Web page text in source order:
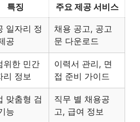
특징 주요 제공 서비스
일자리 정
공
채용 공고, 공고
문 다운로드
위한 민간
리 정보
이력서 관리, 면
접 준비 가이드
맞춤형 검
능
직무 별 채용공
고, 급여 정보